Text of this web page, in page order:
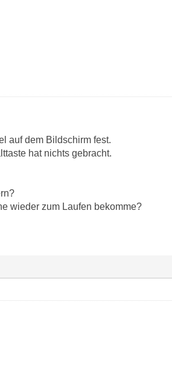
auf dem Bildschirm fest.
hat nichts gebracht.
wieder zum Laufen bekomme?